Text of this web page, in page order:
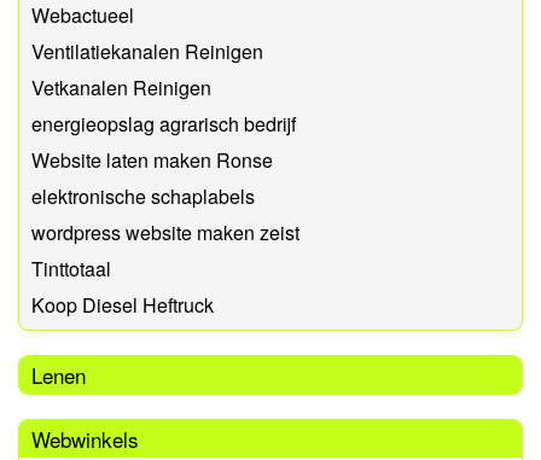
Webactueel
Ventilatiekanalen Reinigen
Vetkanalen Reinigen
energieopslag agrarisch bedrijf
Website laten maken Ronse
elektronische schaplabels
wordpress website maken zeist
Tinttotaal
Koop Diesel Heftruck
Lenen
Webwinkels